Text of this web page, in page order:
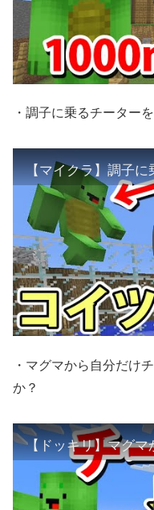
・調子に乗るチーター
・マグマから自分だけ
か？